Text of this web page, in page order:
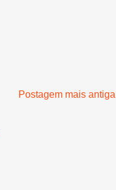
Postagem mais antiga